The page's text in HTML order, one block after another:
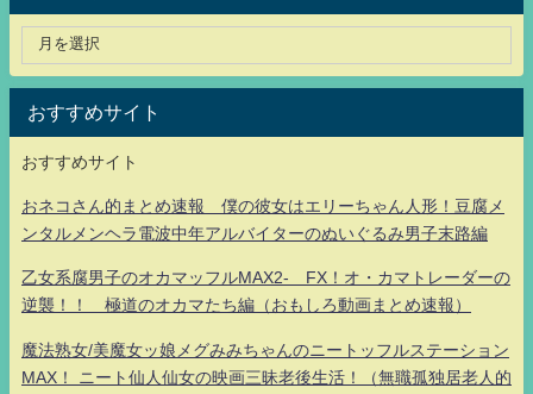
おすすめサイト
おすすめサイト
おネコさん的まとめ速報 僕の彼女はエリーちゃん人形！豆腐メ
ンタルメンヘラ電波中年アルバイターのぬいぐるみ男子末路編
乙女系腐男子のオカマッフルMAX2- FX！オ・カマトレーダーの
逆襲！！ 極道のオカマたち編（おもしろ動画まとめ速報）
魔法熟女/美魔女ッ娘メグみみちゃんのニートッフルステーション
MAX！ ニート仙人仙女の映画三昧老後生活！（無職孤独居老人的